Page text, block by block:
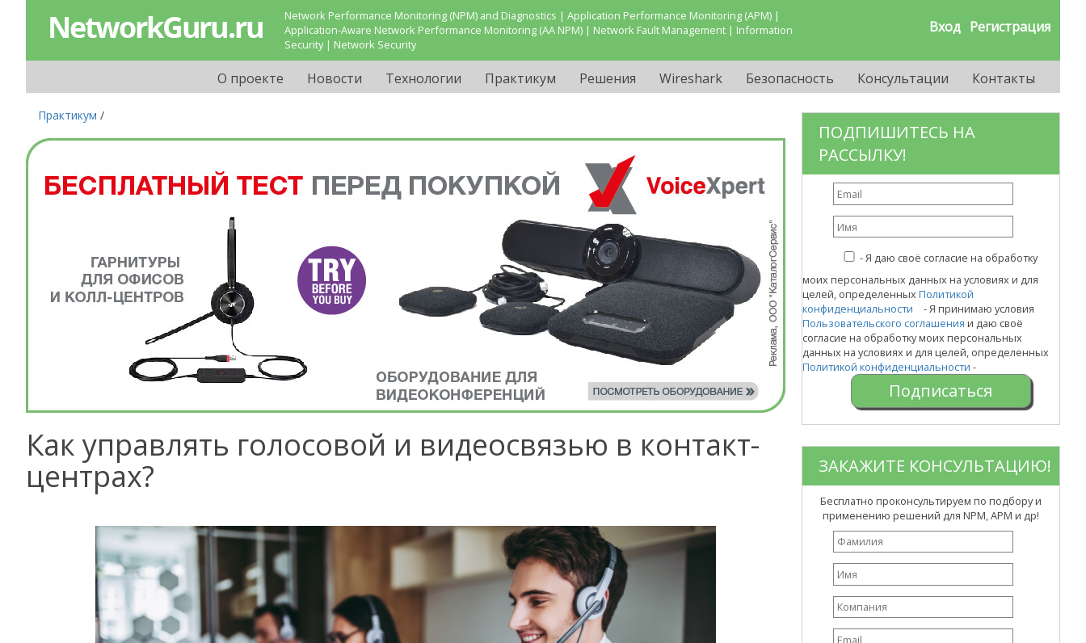
Вход Регистрация
Network Performance Monitoring (NPM) and Diagnostics | Application Performance Monitoring (APM) |
Application-Aware Network Performance Monitoring (AA NPM) | Network Fault Management | Information
Security | Network Security
О проекте Новости Технологии Практикум Решения Wireshark Безопасность Консультации Контакты
Практикум /
Как управлять голосовой и видеосвязью в контакт-
центрах?
ПОДПИШИТЕСЬ НА
РАССЫЛКУ!
-Я даю своё согласие на обработку
моих персональных данных на условиях и для
целей, определенныхПолитикой
конфиденциальности
- Я принимаю условия
Пользовательского соглашения и даю своё
согласие на обработку моих персональных
данных на условиях и для целей, определенных
Политикой конфиденциальности -
ЗАКАЖИТЕ КОНСУЛЬТАЦИЮ!
Бесплатно проконсультируем по подбору и
применению решений для NPM, APM и др!